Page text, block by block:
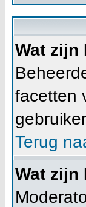
Wat zijn
facetten
Terug
Wat zijn